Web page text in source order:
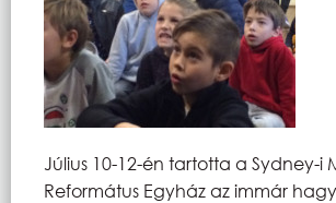
Július 10-12-én tartotta a Sydney-i
Református Egyház az immár